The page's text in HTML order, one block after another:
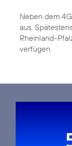
Neben dem
aus.
Rheinland-
verfügen.